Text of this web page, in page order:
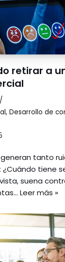
retirar a
, Desarrollo de
tanto
tiene
suena
Leer más »